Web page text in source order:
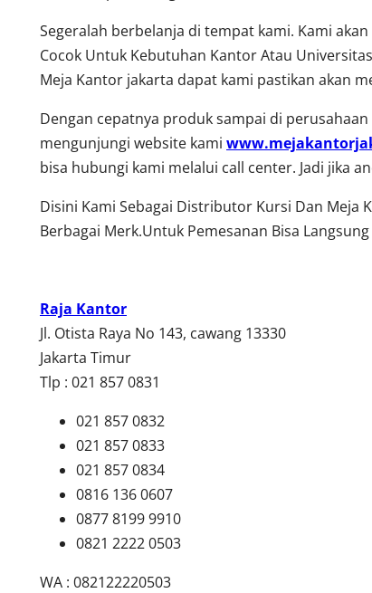
Segeralah berbelanja di tempat kami. Kami
Cocok Untuk Kebutuhan Kantor Atau
Meja Kantor jakarta dapat kami pastikan akan
Dengan cepatnya produk sampai di
mengunjungi website kami
bisa hubungi kami melalui call center. Jadi jika
Disini Kami Sebagai Distributor Kursi Dan Meja
Berbagai Merk.Untuk Pemesanan Bisa
Raja Kantor
Jl. Otista Raya No 143, cawang 13330
Jakarta Timur
Tlp : 021 857 0831
021 857 0832
021 857 0833
021 857 0834
0816 136 0607
0877 8199 9910
0821 2222 0503
WA : 082122220503